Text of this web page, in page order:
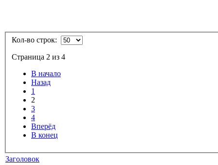
Кол-во строк:
Страница 2 из 4
В начало
Назад
1
2
3
4
Вперёд
В конец
Заголовок